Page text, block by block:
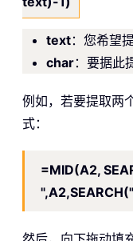
text：您希望
char：要据此
例如，若要提取两
式：
=MID(A2,